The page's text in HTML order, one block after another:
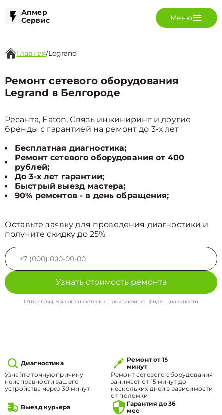
Апмер
Сервис
Меню
Главная/Legrand
Ремонт сетевого оборудования
Legrand в Белгороде
Ресанта, Eaton, Связь инжиниринг и другие
бренды с гарантией на ремонт до 3-х лет
Бесплатная диагностика;
Ремонт сетевого оборудования от 400
рублей;
До 3-х лет гарантии;
Быстрый выезд мастера;
90% ремонтов - в день обращения;
Оставьте заявку для проведения диагностики и
получите скидку до 25%
Узнать стоимость ремонта
Отправляя, Вы соглашаетесь с Политикой конфиденциальности
Диагностика
Узнайте точную причину
неисправности вашего
устройства через 30 минут
Ремонт от 15
минут
Ремонт сетевого оборудования
занимает от 15 минут до
нескольких дней в зависимости
от поломки
Выезд курьера
Гарантия до 36
мес